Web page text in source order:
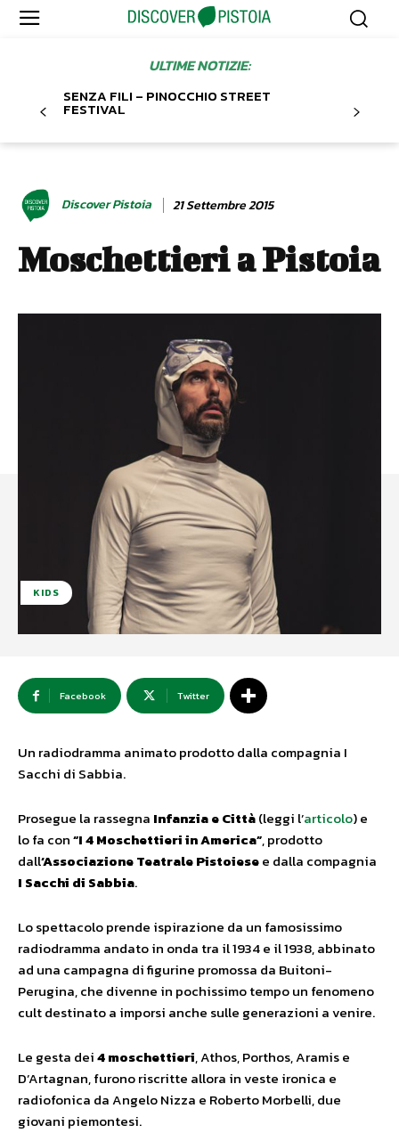
ULTIME NOTIZIE:
SENZA FILI – PINOCCHIO STREET
FESTIVAL
Discover Pistoia 21 Settembre 2015
Moschettieri a Pistoia
KIDS
Facebook Twitter
Un radiodramma animato prodotto dalla compagnia I
Sacchi di Sabbia.
Prosegue la rassegna Infanzia e Città(leggi l’articolo) e
lo fa con“I 4 Moschettieri in America”, prodotto
dall‘Associazione Teatrale Pistoiesee dalla compagnia
I Sacchi di Sabbia.
Lo spettacolo prende ispirazione da un famosissimo
radiodramma andato in onda tra il 1934 e il 1938, abbinato
ad una campagna di figurine promossa da Buitoni-
Perugina, che divenne in pochissimo tempo un fenomeno
cult destinato a imporsi anche sulle generazioni a venire.
Le gesta dei4 moschettieri, Athos, Porthos, Aramis e
D’Artagnan, furono riscritte allora in veste ironica e
radiofonica da Angelo Nizza e Roberto Morbelli, due
giovani piemontesi.